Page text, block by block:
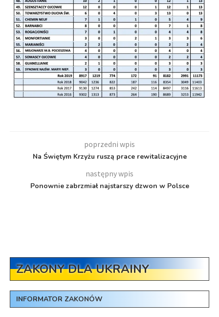
poprzedni wpis
Na Świętym Krzyżu ruszą prace rewitalizacyjne
następny wpis
Ponownie zabrzmiał najstarszy dzwon w Polsce
ZAKONY DLA UKRAINY
INFORMATOR ZAKONÓW